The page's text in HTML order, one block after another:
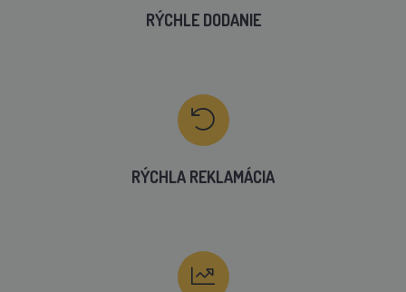
RÝCHLE DODANIE
RÝCHLA REKLAMÁCIA